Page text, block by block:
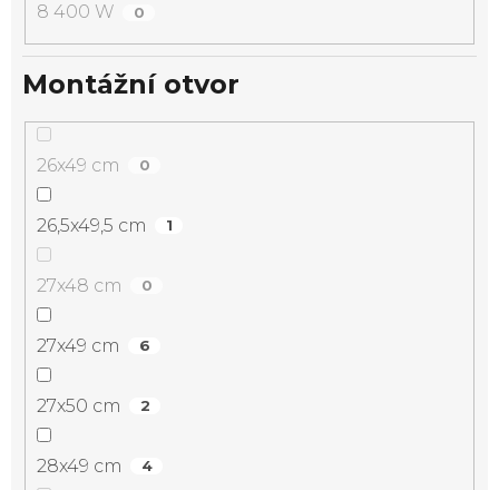
8 400 W 0
Montážní otvor
26x49 cm 0
26,5x49,5 cm 1
27x48 cm 0
27x49 cm 6
27x50 cm 2
28x49 cm 4